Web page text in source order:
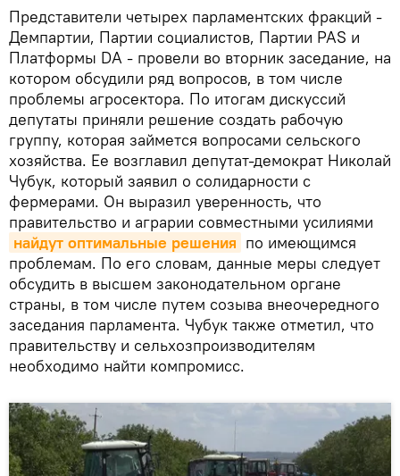
Представители четырех парламентских фракций -
Демпартии, Партии социалистов, Партии PAS и
Платформы DA - провели во вторник заседание, на
котором обсудили ряд вопросов, в том числе
проблемы агросектора. По итогам дискуссий
депутаты приняли решение создать рабочую
группу, которая займется вопросами сельского
хозяйства. Ее возглавил депутат-демократ Николай
Чубук, который заявил о солидарности с
фермерами. Он выразил уверенность, что
правительство и аграрии совместными усилиями
найдут оптимальные решения по имеющимся
проблемам. По его словам, данные меры следует
обсудить в высшем законодательном органе
страны, в том числе путем созыва внеочередного
заседания парламента. Чубук также отметил, что
правительству и сельхозпроизводителям
необходимо найти компромисс.